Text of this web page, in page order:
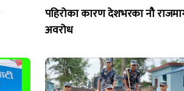
पहिरोका कारण देशभरका नौ
अवरोध